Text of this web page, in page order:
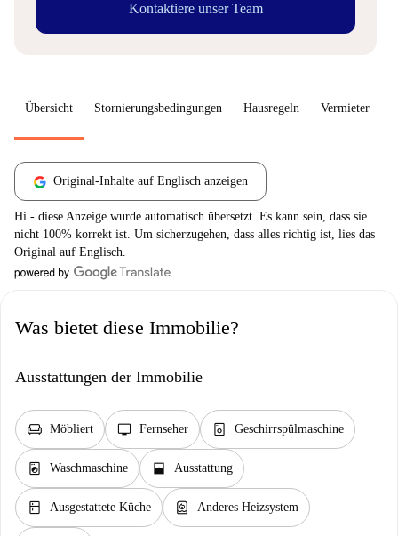
Kontaktiere unser Team
Übersicht Stornierungsbedingungen Hausregeln Vermieter
Original-Inhalte auf Englisch anzeigen
Hi - diese Anzeige wurde automatisch übersetzt. Es kann sein, dass sie
nicht 100% korrekt ist. Um sicherzugehen, dass alles richtig ist, lies das
Original auf Englisch.
Was bietet diese Immobilie?
Ausstattungen der Immobilie
chair Möbliert tv Fernseher dishwasher_gen Geschirrspülmaschine
local_laundry_service Waschmaschine window_open Ausstattung
kitchen Ausgestattete Küche water_heater Anderes Heizsystem